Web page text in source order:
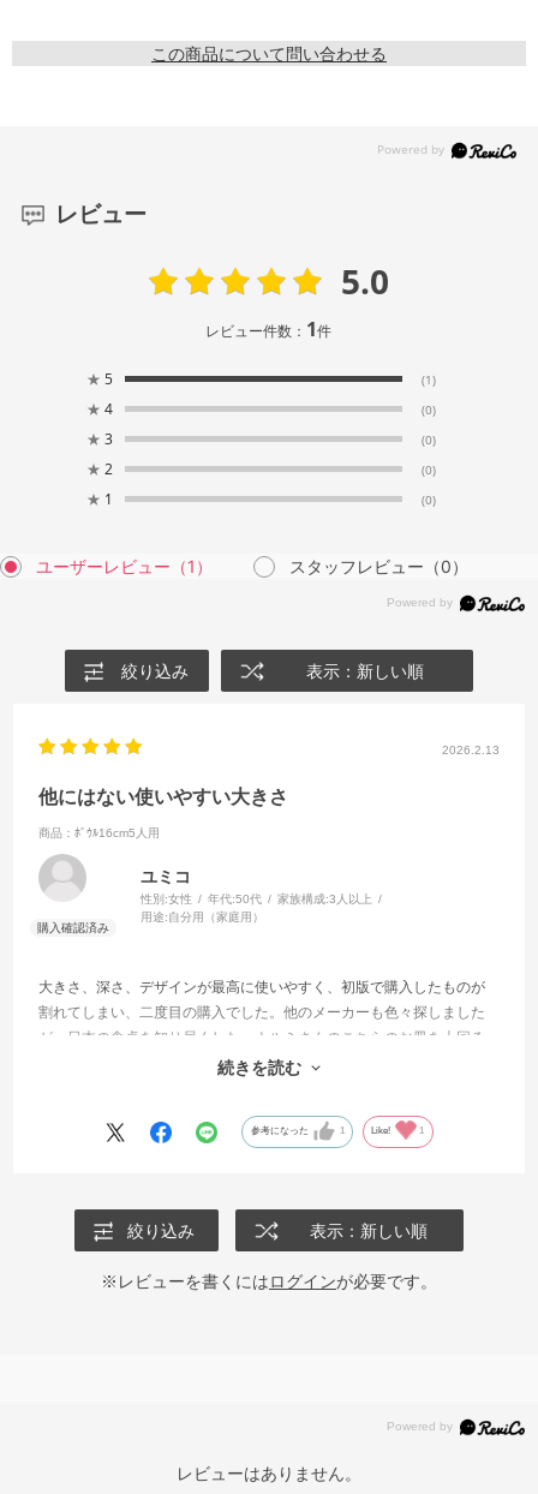
この商品について問い合わせる
レビュー
5.0
レビュー件数： 1件
★ 5 (1)
★ 4 (0)
★ 3 (0)
★ 2 (0)
★ 1 (0)
ユーザーレビュー （1） スタッフレビュー （0）
絞り込み 表示：新しい順
2026.2.13
他にはない使いやすい大きさ
商品：ﾎﾞｳﾙ16cm5人用
ユミコ
性別:女性 年代:50代 家族構成:3人以上
用途:自分用（家庭用）
大きさ、深さ、デザインが最高に使いやすく、初版で購入したものが
割れてしまい、二度目の購入でした。他のメーカーも色々探しました
が、日本の食卓を知り尽くした、ナルミさんのこちらのお皿を上回る
ものはありませんでした。サラダ、果物、取り皿など、使い勝手は万
続きを読む
参考になった 1 Like! 1
絞り込み 表示：新しい順
※レビューを書くにはログインが必要です。
レビューはありません。